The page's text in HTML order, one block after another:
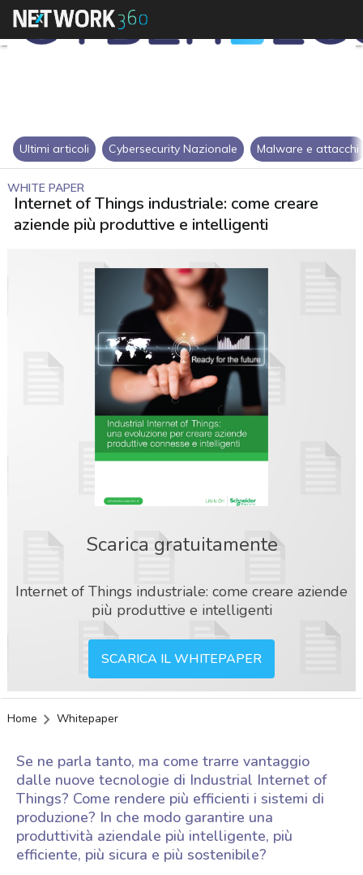
Ultimi articoli Cybersecurity Nazionale Malware e attacchi
WHITE PAPER
Internet of Things industriale: come creare
aziende più produttive e intelligenti
Scarica gratuitamente
Internet of Things industriale: come creare aziende
più produttive e intelligenti
SCARICA IL WHITEPAPER
Home Whitepaper
Se ne parla tanto, ma come trarre vantaggio
dalle nuove tecnologie di Industrial Internet of
Things? Come rendere più efficienti i sistemi di
produzione? In che modo garantire una
produttività aziendale più intelligente, più
efficiente, più sicura e più sostenibile?